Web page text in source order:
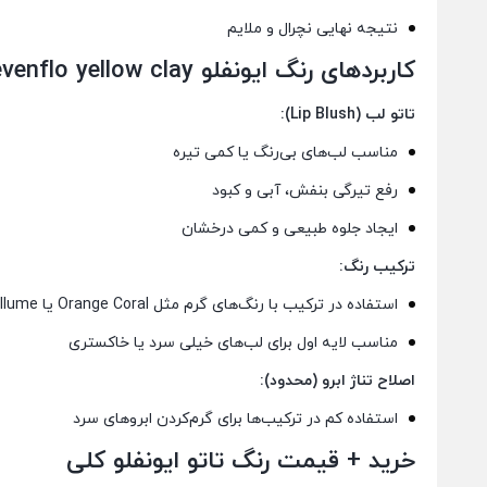
نتیجه نهایی نچرال و ملایم
کاربردهایرنگ ایونفلوyellow clay
تاتو لب (Lip Blush):
مناسب لب‌های بی‌رنگ یا کمی تیره
رفع تیرگی بنفش، آبی و کبود
ایجاد جلوه طبیعی و کمی درخشان
ترکیب رنگ:
استفاده در ترکیب با رنگ‌های گرم مثل Orange Coral یا Illume
مناسب لایه اول برای لب‌های خیلی سرد یا خاکستری
اصلاح تناژ ابرو (محدود):
استفاده کم در ترکیب‌ها برای گرم‌کردن ابروهای سرد
خرید + قیمترنگ تاتو ایونفلوکلی